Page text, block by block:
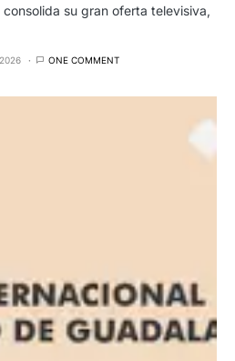
consolida su gran oferta televisiva,
ONE COMMENT